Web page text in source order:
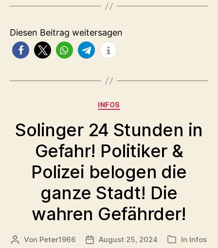
Diesen Beitrag weitersagen
Kategorien
INFOS
Solinger 24 Stunden in
Gefahr! Politiker &
Polizei belogen die
ganze Stadt! Die
wahren Gefährder!
Beitragsautor
Von Peter1966 Veröffentlichungsdatum
August 25, 2024 Kategorien
In Infos